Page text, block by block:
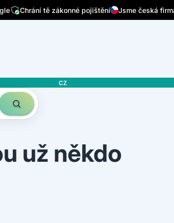
přední česká média Sleduje nás 32 tisíc lidí na
CZ
už někdo